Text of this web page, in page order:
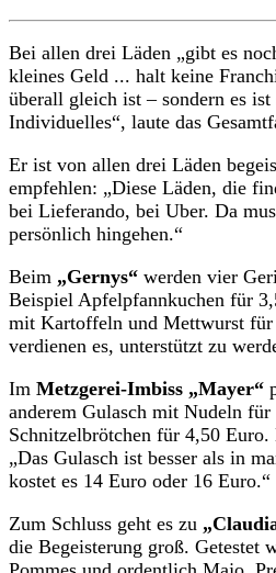
Bei allen drei Läden „gibt es
kleines Geld ... halt keine
überall gleich ist – sondern es ist
Individuelles“, laute das
Er ist von allen drei Läden
empfehlen: „Diese Läden, die
bei Lieferando, bei Uber. Da
persönlich hingehen.“
Beim „Gernys“ werden vier
Beispiel Apfelpfannkuchen für
mit Kartoffeln und Mettwurst für
verdienen es, unterstützt zu
Im Metzgerei-Imbiss „Mayer“
anderem Gulasch mit Nudeln
Schnitzelbrötchen für 4,50
„Das Gulasch ist besser als in
kostet es 14 Euro oder 16 Euro.“
Zum Schluss geht es zu
die Begeisterung groß. Getestet